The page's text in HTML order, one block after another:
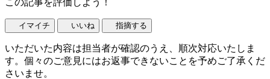
イマイチ いいね 指摘する
いただいた内容は担当者が確認のうえ、順次対応いたしま
す。個々のご意見にはお返事できないことを予めご了承くだ
さいませ。